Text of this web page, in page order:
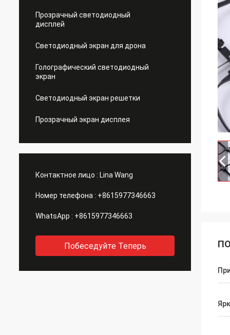
Прозрачный светодиодный
дисплей
Светодиодный экран для дрона
Голографический светодиодный
экран
Светодиодный экран решетки
Прозрачный экран дисплея
Контактное лицо : Lina Wang
Номер телефона : +8615977346663
WhatsApp : +8615977346663
Побеседуйте Теперь